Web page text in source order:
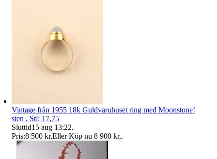
Vintage från 1955 18k Guldvaruhuset ring med Moonstone!
sten , Stl: 17,75
Sluttid15 aug 13:22.
Pris:8 500 kr,Eller Köp nu 8 900 kr,.